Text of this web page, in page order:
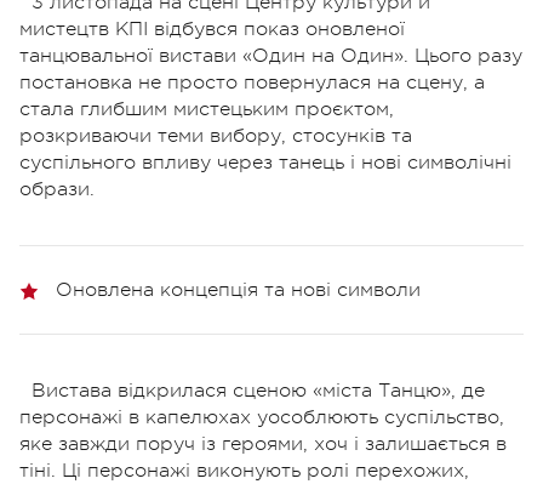
мистецтв КПІ відбувся показ оновленої
танцювальної вистави «Один на Один». Цього разу
постановка не просто повернулася на сцену, а
стала глибшим мистецьким проєктом,
розкриваючи теми вибору, стосунків та
суспільного впливу через танець і нові символічні
образи.
Оновлена концепція та нові символи
Вистава відкрилася сценою «міста Танцю», де
персонажі в капелюхах уособлюють суспільство,
яке завжди поруч із героями, хоч і залишається в
тіні. Ці персонажі виконують ролі перехожих,